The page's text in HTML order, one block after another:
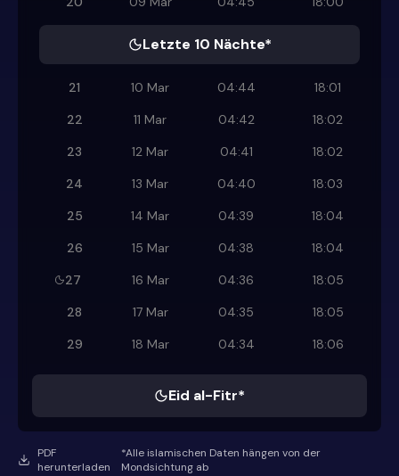
Letzte 10 Nächte*
21 10 Mar 04:44
18:01
22
11 Mar 04:42
18:02
23
12 Mar 04:41
18:02
24
13 Mar 04:40
18:03
25
14 Mar 04:39
18:04
26
15 Mar 04:38
18:04
27
16 Mar 04:36
18:05
28
17 Mar 04:35
18:05
29
18 Mar 04:34 18:06
Eid al-Fitr*
PDF
herunterladen
*Alle islamischen Daten hängen von der
Mondsichtung ab